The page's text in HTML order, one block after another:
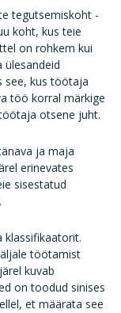
tegutsemiskoht -
koht, kus teie
on rohkem kui
see, kus töötaja
töö korral märkige
otsene juht.
ja maja
erinevates
sisestatud
klassifikaatorit.
töötamist
kuvab
on toodud sinises
et määrata see